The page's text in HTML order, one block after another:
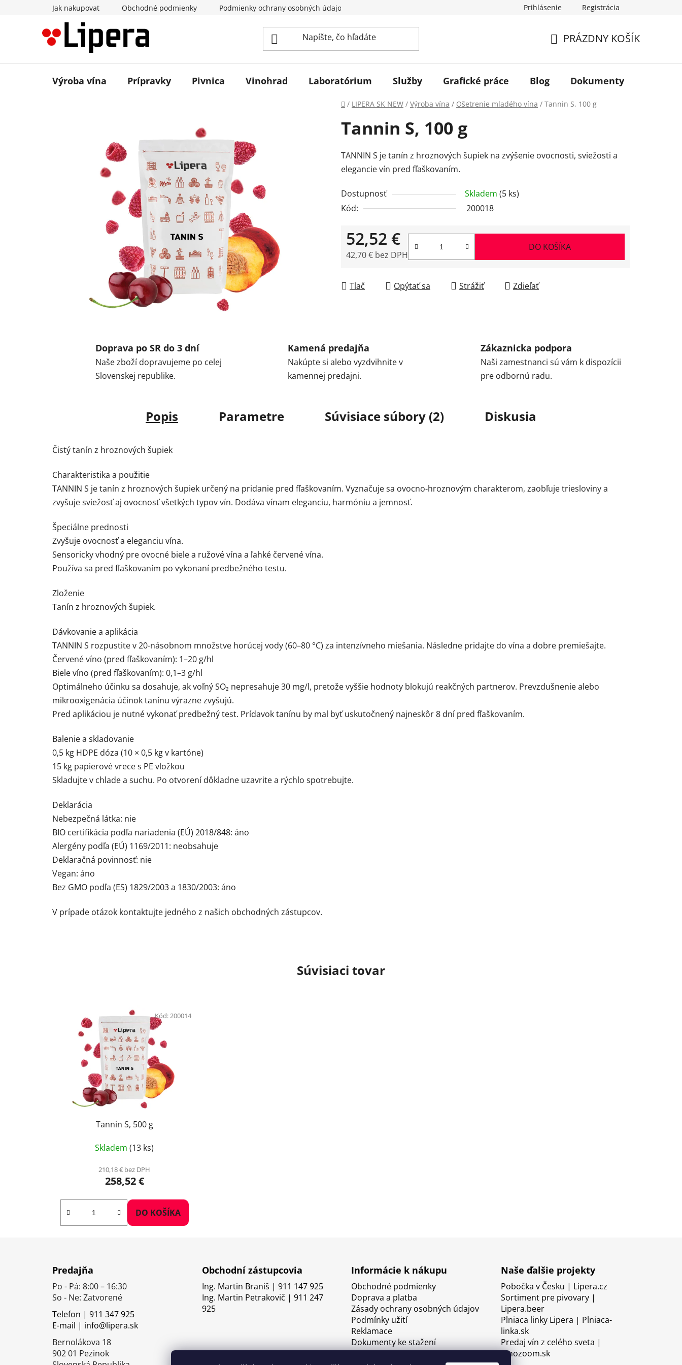
Jak nakupovat Obchodné podmienky Podmienky ochrany osobných údajov Prihlásenie Registrácia
KOŠÍK
PRÁZDNY KOŠÍK
Výroba vína Prípravky Pivnica Vinohrad Laboratórium Služby Grafické práce Blog Dokumenty
Domov
/ LIPERA SK NEW / Výroba vína / Ošetrenie mladého vína / Tannin S, 100 g
Tannin S, 100 g
TANNIN S je tanín z hroznových šupiek na zvýšenie ovocnosti, sviežosti a
elegancie vín pred fľaškovaním.
Dostupnosť Skladem (5 ks)
Kód:
200018
52,52 €
42,70 € bez DPH
DO KOŠÍKA
Tlač Opýtať sa Strážiť Zdieľať
Doprava po SR do 3 dní
Naše zboží dopravujeme po celej
Slovenskej republike.
Kamená predajňa
Nakúpte si alebo vyzdvihnite v
kamennej predajni.
Zákaznicka podpora
Naši zamestnanci sú vám k dispozícii
pre odbornú radu.
Popis Parametre Súvisiace súbory (2) Diskusia
Čistý tanín z hroznových šupiek
Charakteristika a použitie
TANNIN S je tanín z hroznových šupiek určený na pridanie pred fľaškovaním. Vyznačuje sa ovocno-hroznovým charakterom, zaobľuje triesloviny a
zvyšuje sviežosť aj ovocnosť všetkých typov vín. Dodáva vínam eleganciu, harmóniu a jemnosť.
Špeciálne prednosti
Zvyšuje ovocnosť a eleganciu vína.
Sensoricky vhodný pre ovocné biele a ružové vína a ľahké červené vína.
Používa sa pred fľaškovaním po vykonaní predbežného testu.
Zloženie
Tanín z hroznových šupiek.
Dávkovanie a aplikácia
TANNIN S rozpustite v 20-násobnom množstve horúcej vody (60–80 °C) za intenzívneho miešania. Následne pridajte do vína a dobre premiešajte.
Červené víno (pred fľaškovaním): 1–20 g/hl
Biele víno (pred fľaškovaním): 0,1–3 g/hl
Optimálneho účinku sa dosahuje, ak voľný SO₂ nepresahuje 30 mg/l, pretože vyššie hodnoty blokujú reakčných partnerov. Prevzdušnenie alebo
mikrooxigenácia účinok tanínu výrazne zvyšujú.
Pred aplikáciou je nutné vykonať predbežný test. Prídavok tanínu by mal byť uskutočnený najneskôr 8 dní pred fľaškovaním.
Balenie a skladovanie
0,5 kg HDPE dóza (10 × 0,5 kg v kartóne)
15 kg papierové vrece s PE vložkou
Skladujte v chlade a suchu. Po otvorení dôkladne uzavrite a rýchlo spotrebujte.
Deklarácia
Nebezpečná látka: nie
BIO certifikácia podľa nariadenia (EÚ) 2018/848: áno
Alergény podľa (EÚ) 1169/2011: neobsahuje
Deklaračná povinnosť: nie
Vegan: áno
Bez GMO podľa (ES) 1829/2003 a 1830/2003: áno
V prípade otázok kontaktujte jedného z našich obchodných zástupcov.
Súvisiaci tovar
Tannin S, 500 g
Skladem(13 ks)
210,18 € bez DPH
258,52 €
DO KOŠÍKA
Kód:200014
Predajňa
Po - Pá: 8:00 – 16:30
So - Ne: Zatvorené
Telefon | 911 347 925
E-mail | info@lipera.sk
Bernolákova 18
902 01 Pezinok
Obchodní zástupcovia
Ing. Martin Braniš | 911 147 925
Ing. Martin Petrakovič | 911 247
925
Informácie k nákupu
Obchodné podmienky
Doprava a platba
Zásady ochrany osobných údajov
Podmínky užití
Reklamace
Dokumenty ke stažení
Naše ďalšie projekty
Pobočka v Česku | Lipera.cz
Sortiment pre pivovary |
Lipera.beer
Plniaca linky Lipera | Plniaca-
linka.sk
Predaj vín z celého sveta |
Vinozoom.sk